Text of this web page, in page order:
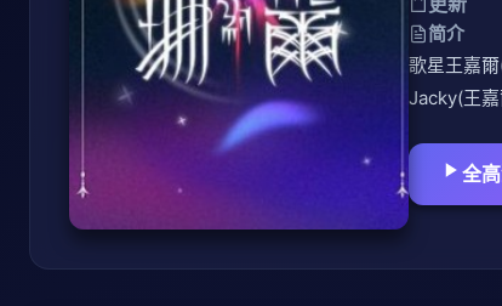
简介
歌星王嘉
Jacky(王
全